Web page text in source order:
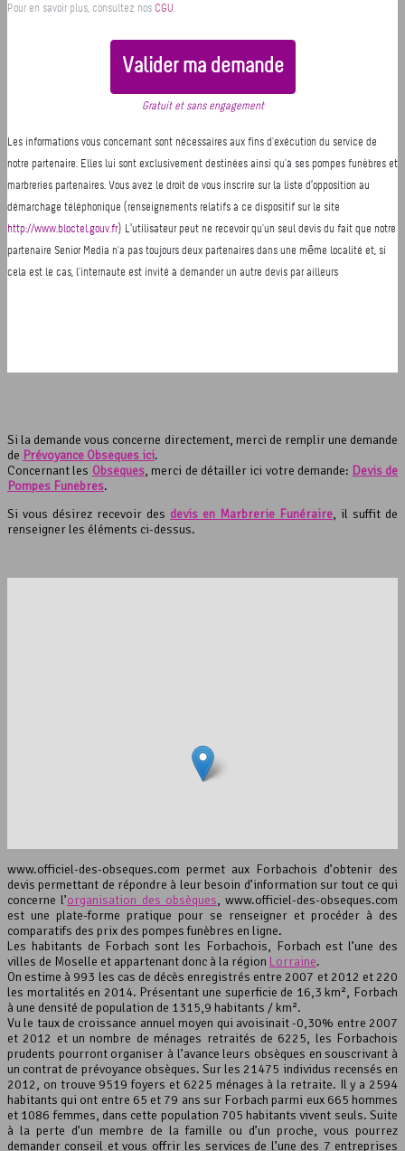
Si la demande vous concerne directement, merci de remplir une demande
de Prévoyance Obsèques ici.
Concernant les Obsèques, merci de détailler ici votre demande: Devis de
Pompes Funèbres.
Si vous désirez recevoir des devis en Marbrerie Funéraire, il suffit de
renseigner les éléments ci-dessus.
Leaflet, ©OpenStreetMapcontributeurs
interserver coupons
www.officiel-des-obseques.com permet aux Forbachois d’obtenir des
devis permettant de répondre à leur besoin d’information sur tout ce qui
concerne l’organisation des obsèques, www.officiel-des-obseques.com
est une plate-forme pratique pour se renseigner et procéder à des
comparatifs des prix des pompes funèbres en ligne.
Les habitants de Forbach sont les Forbachois, Forbach est l’une des
villes de Moselle et appartenant donc à la région Lorraine.
On estime à 993 les cas de décès enregistrés entre 2007 et 2012 et 220
les mortalités en 2014. Présentant une superficie de 16,3 km², Forbach
à une densité de population de 1315,9 habitants / km².
Vu le taux de croissance annuel moyen qui avoisinait -0,30% entre 2007
et 2012 et un nombre de ménages retraités de 6225, les Forbachois
prudents pourront organiser à l’avance leurs obsèques en souscrivant à
un contrat de prévoyance obsèques. Sur les 21475 individus recensés en
2012, on trouve 9519 foyers et 6225 ménages à la retraite. Il y a 2594
habitants qui ont entre 65 et 79 ans sur Forbach parmi eux 665 hommes
et 1086 femmes, dans cette population 705 habitants vivent seuls. Suite
à la perte d’un membre de la famille ou d’un proche, vous pourrez
demander conseil et vous offrir les services de l’une des 7 entreprises